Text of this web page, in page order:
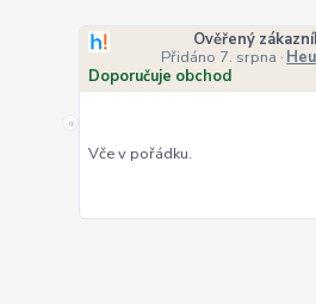
«
Ověřený
Přidáno 7. srpna ·
Doporučuje obchod
Vče v pořádku.